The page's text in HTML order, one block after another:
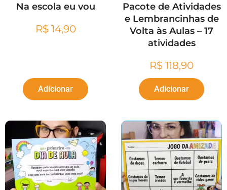
Na escola eu vou
R$14,90
Adicionar
Pacote de Atividades
e Lembrancinhas de
Volta às Aulas – 17
atividades
R$ 118,90
Adicionar